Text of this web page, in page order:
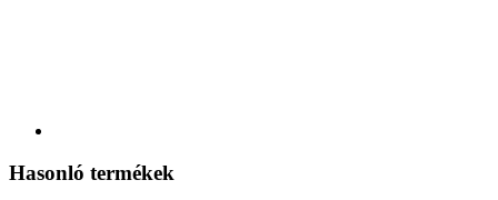
Hasonló termékek